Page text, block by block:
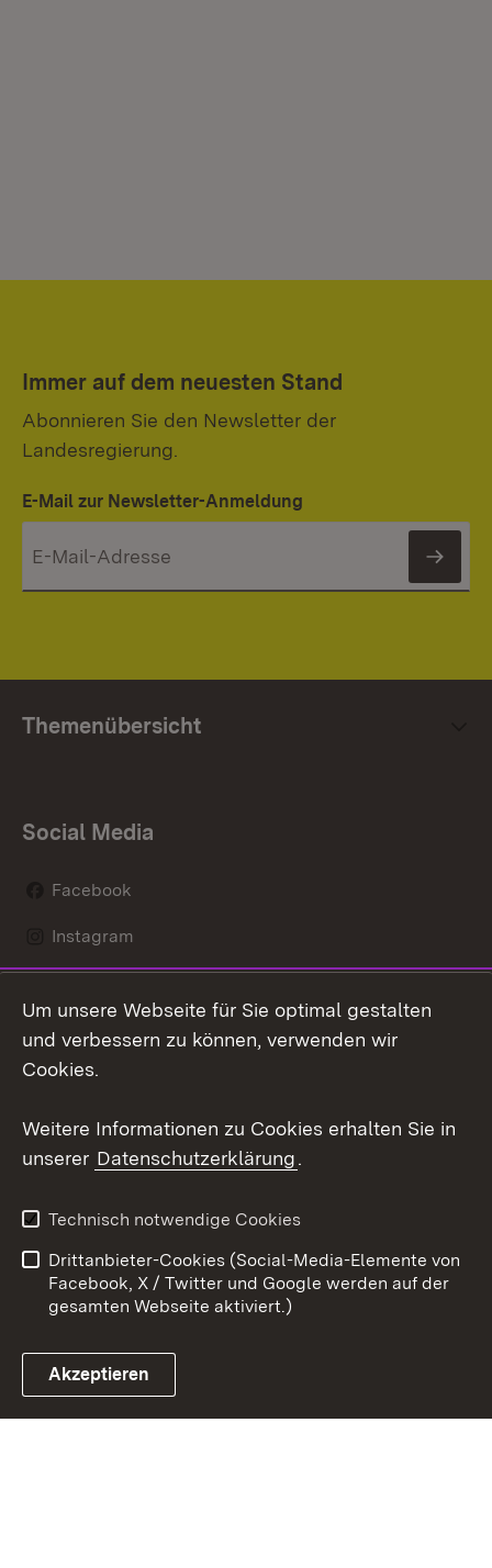
Immer auf dem neuesten Stand
Abonnieren Sie den Newsletter der
Landesregierung.
E-Mail zur Newsletter-Anmeldung
Themenübersicht
Social Media
Facebook
Instagram
Mastodon
Youtube
Link zum Landesportal
Kontakt
Datenschutz
Barrierefreiheit
Impressum Cookies
Um unsere Webseite für Sie optimal gestalten
und verbessern zu können, verwenden wir
Cookies.
Weitere Informationen zu Cookies erhalten Sie in
unserer Datenschutzerklärung.
Technisch notwendige Cookies
Drittanbieter-Cookies (Social-Media-Elemente von
Facebook, X / Twitter und Google werden auf der
gesamten Webseite aktiviert.)
Akzeptieren